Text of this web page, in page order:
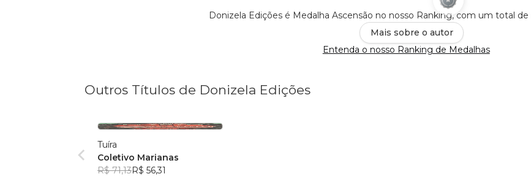
Donizela Edições é Medalha Ascensão no nosso Ranking, com um total de
Mais sobre o autor
Entenda o nosso Ranking de Medalhas
Outros Títulos de Donizela Edições
Tuíra
Coletivo Marianas
R$ 71,13R$ 56,31